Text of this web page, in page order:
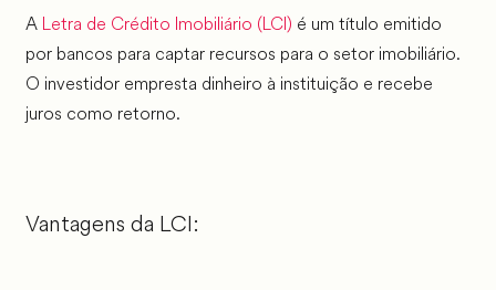
A Letra de Crédito Imobiliário (LCI) é um título emitido
por bancos para captar recursos para o setor imobiliário.
O investidor empresta dinheiro à instituição e recebe
juros como retorno.
Vantagens da LCI: